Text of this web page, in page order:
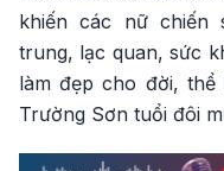
khiến các nữ chiến
trung, lạc quan, sức
làm đẹp cho đời,
Trường Sơn tuổi đôi